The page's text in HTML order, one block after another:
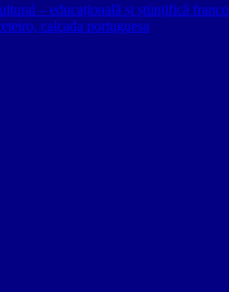
– educațională și științifică
calçada portuguesa